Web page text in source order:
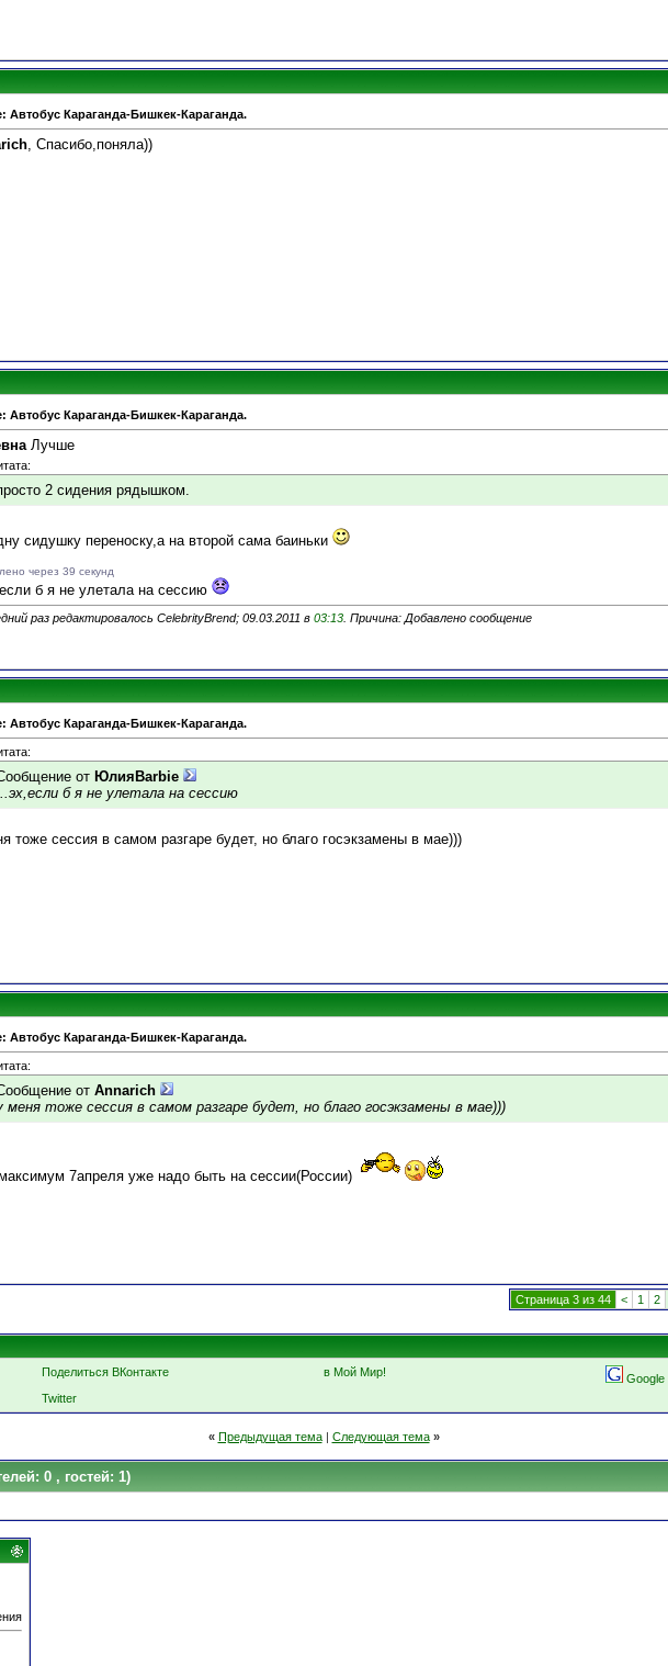
Автобус Караганда-Бишкек-Караганда.
, Спасибо,поняла))
Автобус Караганда-Бишкек-Караганда.
Лучше
2 сидения рядышком.
сидушку переноску,а на второй сама баиньки
через 39 секунд
б я не улетала на сессию
раз редактировалось CelebrityBrend; 09.03.2011 в 03:13 . Причина: Добавлено сообщение
Автобус Караганда-Бишкек-Караганда.
от ЮлияBarbie
б я не улетала на сессию
тоже сессия в самом разгаре будет, но благо госэкзамены в мае)))
Автобус Караганда-Бишкек-Караганда.
от Annarich
меня тоже сессия в самом разгаре будет, но благо госэкзамены в мае)))
7апреля уже надо быть на сессии(России)
Страница 3 из 44 < 1 2
Поделиться ВКонтакте в Мой Мир!
Google
Twitter
« Предыдущая тема| Следующая тема »
0 , гостей: 1)